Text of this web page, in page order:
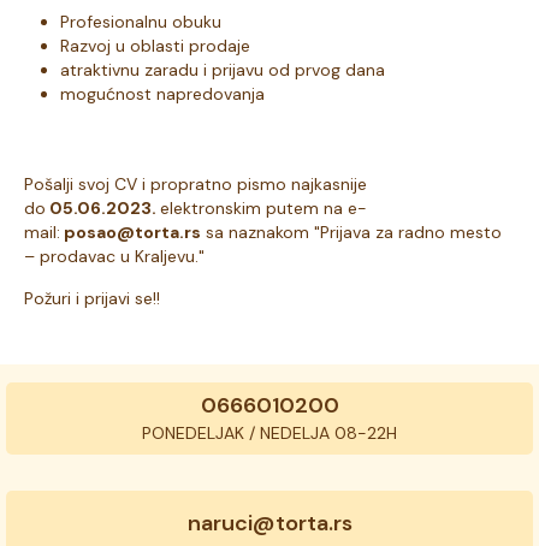
Profesionalnu obuku
Razvoj u oblasti prodaje
atraktivnu zaradu i prijavu od prvog dana
mogućnost napredovanja
Pošalji svoj CV i propratno pismo najkasnije
do 05.06.2023. elektronskim putem na e-
mail: posao@torta.rs sa naznakom "Prijava za radno mesto
– prodavac u Kraljevu."
Požuri i prijavi se!!
0666010200
PONEDELJAK / NEDELJA 08-22H
naruci@torta.rs